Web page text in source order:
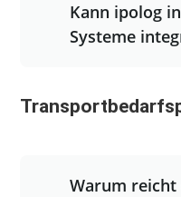
Kann ipolog
Systeme
Warum